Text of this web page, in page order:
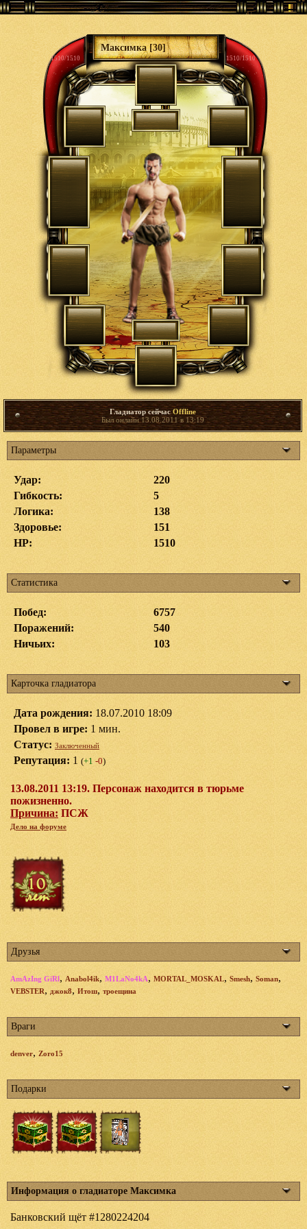
Максимка [30]
1510/1510 1510/1510
Гладиатор сейчасOffline
Был онлайн 13.08.2011 в 13:19
Параметры
Удар:
220
Гибкость:
5
Логика:
138
Здоровье:
151
HP:
1510
Статистика
Побед:
6757
Поражений:
540
Ничьих:
103
Карточка гладиатора
Дата рождения: 18.07.2010 18:09
Провел в игре: 1 мин.
Статус: Заключенный
Репутация: 1 (+1 -0)
13.08.2011 13:19. Персонаж находится в тюрьме
пожизненно.
Причина: ПСЖ
Дело на форуме
Друзья
AmAzIng GiRl, Anabol4ik, M1LaNo4kA, MORTAL_MOSKAL, Smesh, Soman,
VEBSTER, джок8, Итош, троещина
Враги
denver, Zoro15
Подарки
Информация о гладиаторе Максимка
Банковский щёт #1280224204